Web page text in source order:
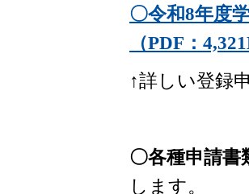
〇令和8年度
（PDF：
↑詳しい登録
〇各種申請書
します。